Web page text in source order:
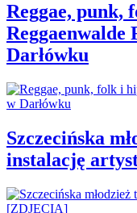
Reggae, punk,
Reggaenwalde
Darłówku
Szczecińska
instalację